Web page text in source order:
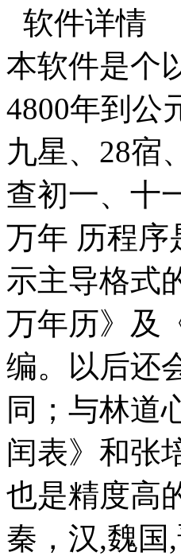
软件详情
本软件是个
4800年到公
九星、28宿
查初一、十
万年 历程序
示主导格式
万年历》及
编。以后还
同；与林道
闰表》和张
也是精度高
秦，汉,魏国